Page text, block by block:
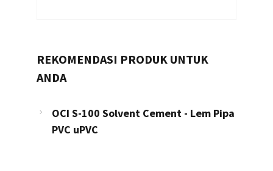
REKOMENDASI PRODUK UNTUK
ANDA
OCI S-100 Solvent Cement - Lem Pipa
PVC uPVC